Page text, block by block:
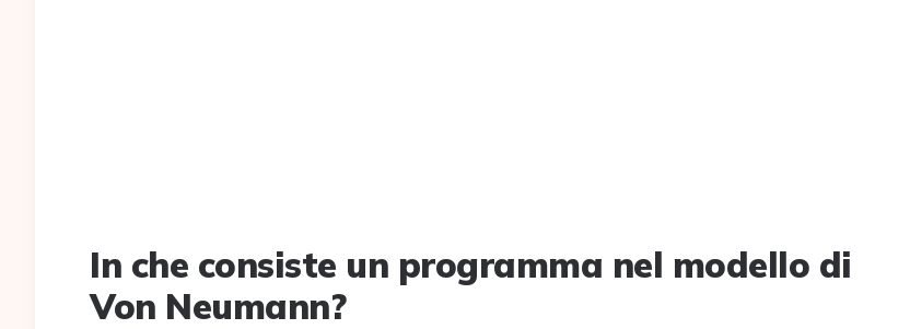
In che consiste un programma nel modello di
Von Neumann?